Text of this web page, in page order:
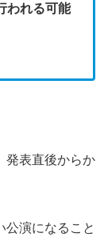
われる可能
発表直後からか
公演になること